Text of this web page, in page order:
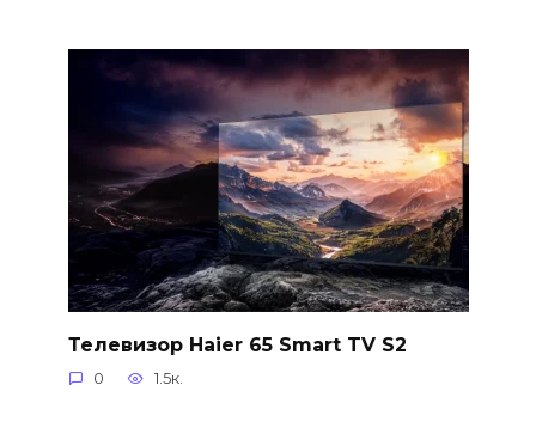
Телевизор Haier 65 Smart TV S2
0 1.5к.